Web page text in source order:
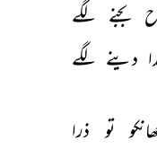
بجنے لگے
دینے لگے
تو
ذرا